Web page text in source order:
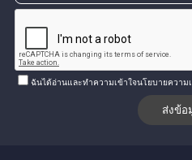
ฉันได้อ่านและทำความเข้าใจนโยบายความ